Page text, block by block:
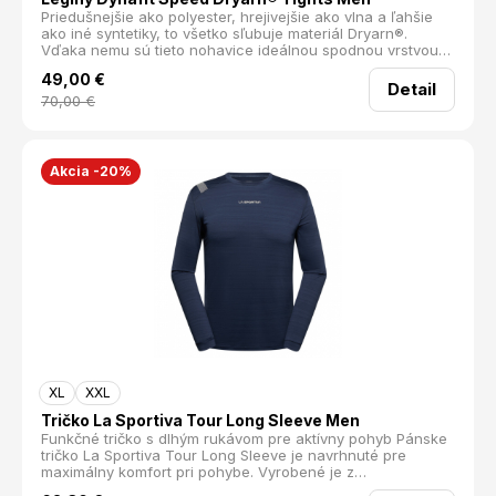
Priedušnejšie ako polyester, hrejivejšie ako vlna a ľahšie
ako iné syntetiky, to všetko sľubuje materiál Dryarn®.
Vďaka nemu sú tieto nohavice ideálnou spodnou vrstvou
na rýchle a intenzívne tréningy a výšľapy, pretože odvádza
vlhkosť, rýchlo schne a udrží optimálnu teplotu tela.
Maximálne pružný materiál a bezšvová konštrukcia zaručia
že sa stanú druhou kožou ktorú na tele takmer nepocítite.
rýchloschnúce bezšvová konštrukcia reguluje optimálnu
telesnú teplotu Dryarn® - Elastan 3 %, Polyamide58 %,
Polypropylen 39 % 115g
49,00 €
70,00€
Detail
Akcia -20%
XL XXL
Tričko La Sportiva Tour Long Sleeve Men
Funkčné tričko s dlhým rukávom pre aktívny pohyb Pánske
tričko La Sportiva Tour Long Sleeve je navrhnuté pre
maximálny komfort pri pohybe. Vyrobené je z
recyklovaného polyesteru s elastanom, vďaka čomu je